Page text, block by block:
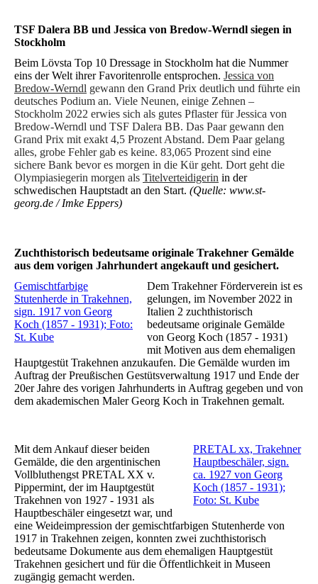
TSF Dalera BB und Jessica von Bredow-Werndl siegen in
Stockholm
Beim Lövsta Top 10 Dressage in Stockholm hat die Nummer
eins der Welt ihrer Favoritenrolle entsprochen. Jessica von
Bredow-Werndl gewann den Grand Prix deutlich und führte ein
deutsches Podium an. Viele Neunen, einige Zehnen –
Stockholm 2022 erwies sich als gutes Pflaster für Jessica von
Bredow-Werndl und TSF Dalera BB. Das Paar gewann den
Grand Prix mit exakt 4,5 Prozent Abstand. Dem Paar gelang
alles, grobe Fehler gab es keine. 83,065 Prozent sind eine
sichere Bank bevor es morgen in die Kür geht. Dort geht die
Olympiasiegerin morgen als Titelverteidigerin in der
schwedischen Hauptstadt an den Start. (Quelle: www.st-
georg.de / Imke Eppers)
Zuchthistorisch bedeutsame originale Trakehner Gemälde
aus dem vorigen Jahrhundert angekauft und gesichert.
Gemischtfarbige
Stutenherde in Trakehnen,
sign. 1917 von Georg
Koch (1857 - 1931); Foto:
St. Kube
Dem Trakehner Förderverein ist es
gelungen, im November 2022 in
Italien 2 zuchthistorisch
bedeutsame originale Gemälde
von Georg Koch (1857 - 1931)
mit Motiven aus dem ehemaligen
Hauptgestüt Trakehnen anzukaufen. Die Gemälde wurden im
Auftrag der Preußischen Gestütsverwaltung 1917 und Ende der
20er Jahre des vorigen Jahrhunderts in Auftrag gegeben und von
dem akademischen Maler Georg Koch in Trakehnen gemalt.
PRETAL xx, Trakehner
Hauptbeschäler, sign.
ca. 1927 von Georg
Koch (1857 - 1931);
Foto: St. Kube
Mit dem Ankauf dieser beiden
Gemälde, die den argentinischen
Vollbluthengst PRETAL XX v.
Pippermint, der im Hauptgestüt
Trakehnen von 1927 - 1931 als
Hauptbeschäler eingesetzt war, und
eine Weideimpression der gemischtfarbigen Stutenherde von
1917 in Trakehnen zeigen, konnten zwei zuchthistorisch
bedeutsame Dokumente aus dem ehemaligen Hauptgestüt
Trakehnen gesichert und für die Öffentlichkeit in Museen
zugängig gemacht werden.